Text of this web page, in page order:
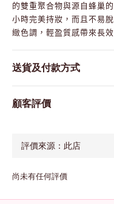
的雙重聚合物與源自蜂巢
小時完美持妝，而且不易
緻色調，輕盈質感帶來長
送貨及付款方式
顧客評價
尚未有任何評價